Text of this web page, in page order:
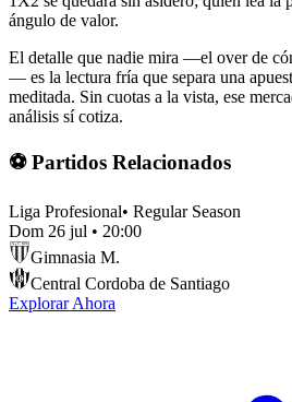
ángulo de valor.
El detalle que nadie mira —el over de
— es la lectura fría que separa una
meditada. Sin cuotas a la vista, ese
análisis sí cotiza.
⚽ Partidos Relacionados
Liga Profesional• Regular Season
Dom 26 jul • 20:00
Gimnasia M.
Central Cordoba de Santiago
Explorar Ahora